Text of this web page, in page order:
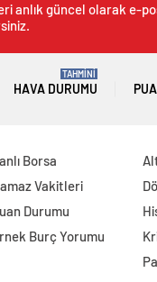
anlık güncel olarak e-
HAVA DURUMU
TAHMİNİ
Borsa
Vakitleri
Durumu
Burç Yorumu